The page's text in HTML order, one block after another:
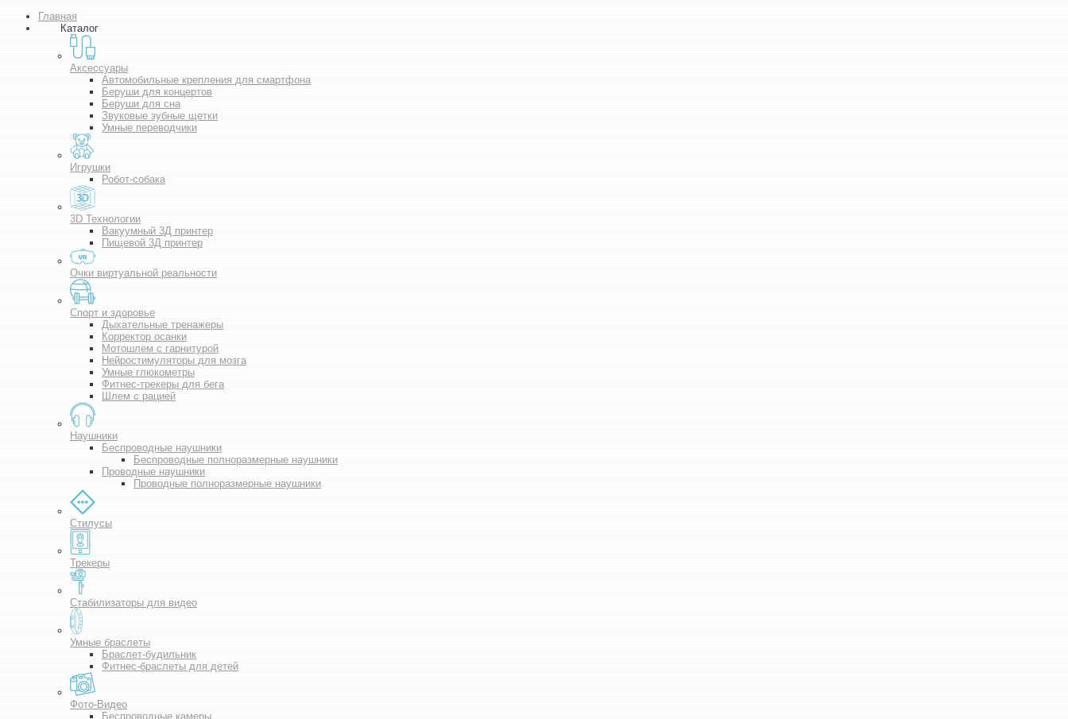
Главная
Каталог
Аксессуары
Автомобильные крепления для смартфона
Беруши для концертов
Беруши для сна
Звуковые зубные щетки
Умные переводчики
Игрушки
Робот-собака
3D Технологии
Вакуумный 3Д принтер
Пищевой 3Д принтер
Очки виртуальной реальности
Спорт и здоровье
Дыхательные тренажеры
Корректор осанки
Мотошлем с гарнитурой
Нейростимуляторы для мозга
Умные глюкометры
Фитнес-трекеры для бега
Шлем с рацией
Наушники
Беспроводные наушники
Беспроводные полноразмерные наушники
Проводные наушники
Проводные полноразмерные наушники
Стилусы
Трекеры
Стабилизаторы для видео
Умные браслеты
Браслет-будильник
Фитнес-браслеты для детей
Фото-Видео
Беспроводные камеры